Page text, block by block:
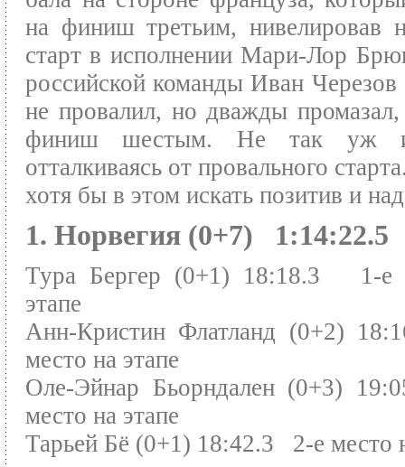
на финиш третьим, нивелировав
старт в исполнении Мари-Лор
российской команды Иван Черезов
не провалил, но дважды
финиш шестым. Не так уж
отталкиваясь от провального
хотя бы в этом искать позитив и
1. Норвегия (0+7) 1:14:22.5
Тура Бергер (0+1) 18:18.3 1-е
этапе
Анн-Кристин Флатланд (0+2)
место на этапе
Оле-Эйнар Бьорндален (0+3)
место на этапе
Тарьей Бё (0+1) 18:42.3 2-е место